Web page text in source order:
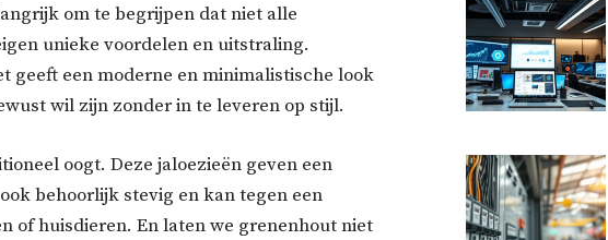
om te begrijpen dat niet alle
unieke voordelen en uitstraling.
geeft een moderne en minimalistische look
wil zijn zonder in te leveren op stijl.
oogt. Deze jaloezieën geven een
behoorlijk stevig en kan tegen een
of huisdieren. En laten we grenenhout niet